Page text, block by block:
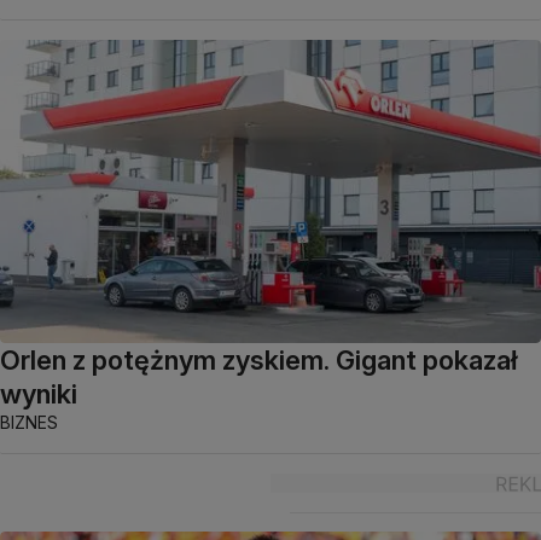
Orlen z potężnym zyskiem. Gigant pokazał
wyniki
BIZNES